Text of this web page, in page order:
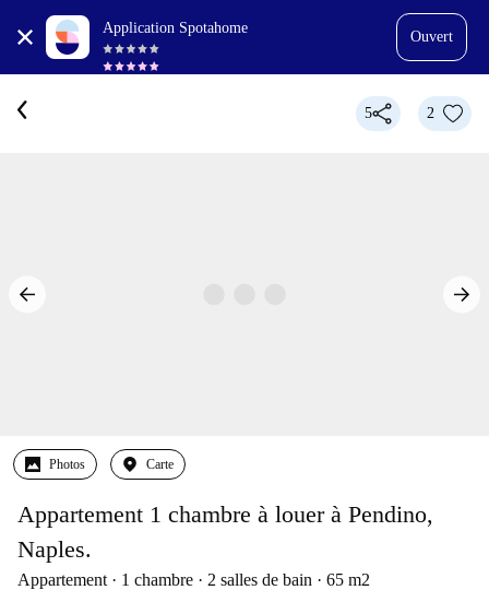
Application Spotahome
Ouvert
5 2
Photos Carte
Appartement 1 chambre à louer à Pendino,
Naples.
Appartement 1 chambre 2 salles de bain 65 m2